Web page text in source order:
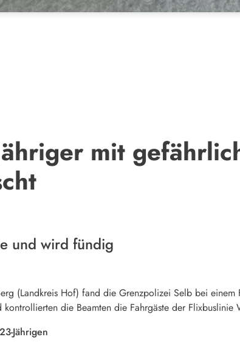
mit
und wird fündig
(Landkreis Hof) fand die Grenzpolizei Selb bei
die Beamten die Fahrgäste der Flixbuslinie
Jährigen